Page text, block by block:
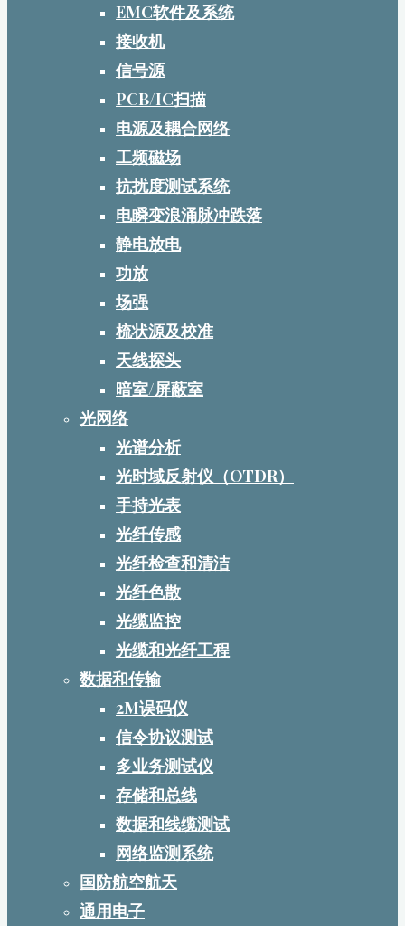
EMC软件及系统
接收机
信号源
PCB/IC扫描
电源及耦合网络
工频磁场
抗扰度测试系统
电瞬变浪涌脉冲跌落
静电放电
功放
场强
梳状源及校准
天线探头
暗室/屏蔽室
光网络
光谱分析
光时域反射仪（OTDR）
手持光表
光纤传感
光纤检查和清洁
光纤色散
光缆监控
光缆和光纤工程
数据和传输
2M误码仪
信令协议测试
多业务测试仪
存储和总线
数据和线缆测试
网络监测系统
国防航空航天
通用电子